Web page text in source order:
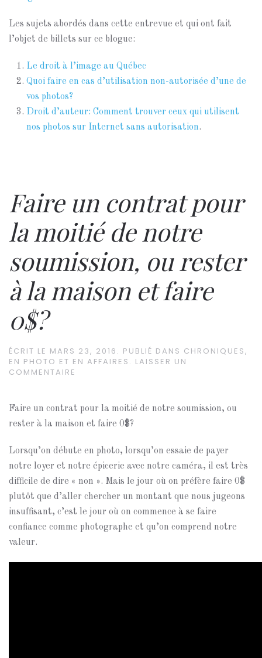
Les sujets abordés dans cette entrevue et qui ont fait
l’objet de billets sur ce blogue:
Le droit à l’image au Québec
Quoi faire en cas d’utilisation non-autorisée d’une de
vos photos?
Droit d’auteur: Comment trouver ceux qui utilisent
nos photos sur Internet sans autorisation.
Faire un contrat pour
la moitié de notre
soumission, ou rester
à la maison et faire
0$?
ÉCRIT LE MARS 23, 2016 . PUBLIÉ DANS CHRONIQUES,
EN PHOTO ET EN AFFAIRES . LAISSER UN
COMMENTAIRE
Faire un contrat pour la moitié de notre soumission, ou
rester à la maison et faire 0$?
Lorsqu’on débute en photo, lorsqu’on essaie de payer
notre loyer et notre épicerie avec notre caméra, il est très
difficile de dire « non ». Mais le jour où on préfère faire 0$
plutôt que d’aller chercher un montant que nous jugeons
insuffisant, c’est le jour où on commence à se faire
confiance comme photographe et qu’on comprend notre
valeur.